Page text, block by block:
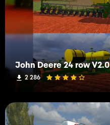
John Deere 24 row V2.0
2 286